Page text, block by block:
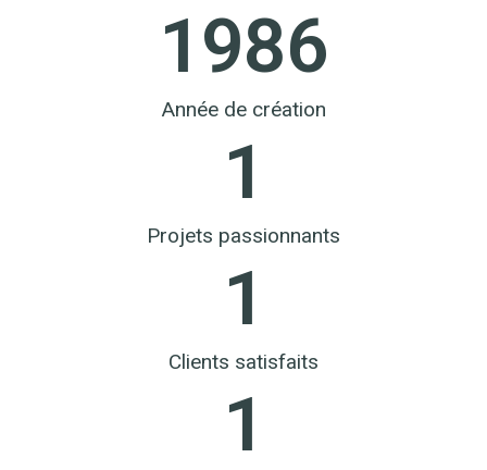
Année de création
1986
Projets passionnants
1
Clients satisfaits
1
1